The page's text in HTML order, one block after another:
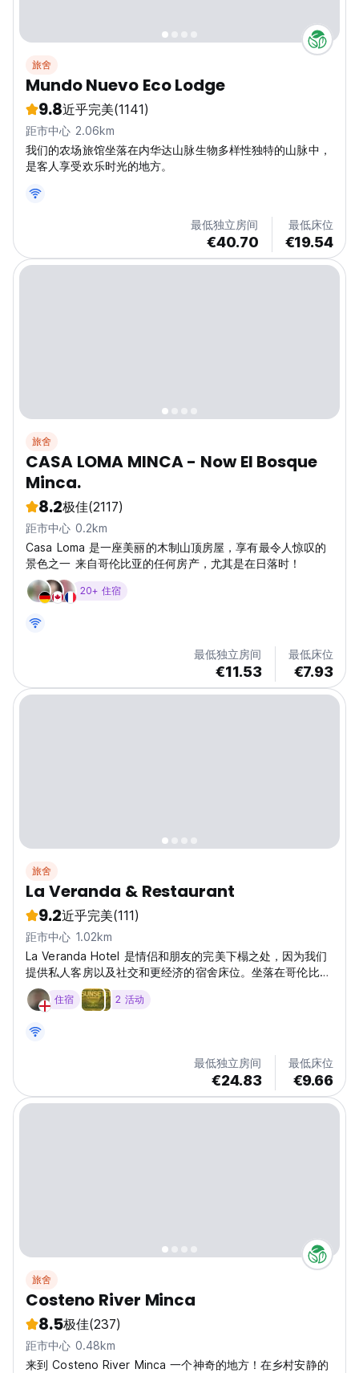
旅舍
Mundo Nuevo Eco Lodge
9.8近乎完美(1141)
距市中心 2.06km
我们的农场旅馆坐落在内华达山脉生物多样性独特的山脉中，
是客人享受欢乐时光的地方。
最低独立房间
€40.70
最低床位
€19.54
旅舍
CASA LOMA MINCA - Now El Bosque
Minca.
8.2极佳(2117)
距市中心 0.2km
Casa Loma 是一座美丽的木制山顶房屋，享有最令人惊叹的
景色之一 来自哥伦比亚的任何房产，尤其是在日落时！
20+ 住宿
最低独立房间
€11.53
最低床位
€7.93
旅舍
La Veranda & Restaurant
9.2近乎完美(111)
距市中心 1.02km
La Veranda Hotel 是情侣和朋友的完美下榻之处，因为我们
提供私人客房以及社交和更经济的宿舍床位。坐落在哥伦比亚
丛林郁郁葱葱的中心深处。
住宿 2 活动
最低独立房间
€24.83
最低床位
€9.66
旅舍
Costeno River Minca
8.5极佳(237)
距市中心 0.48km
来到 Costeno River Minca 一个神奇的地方！在乡村安静的